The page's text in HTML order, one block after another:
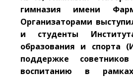
гимназия имени
Организаторами
и студенты
образования и спорта
поддержке
воспитанию в рамках